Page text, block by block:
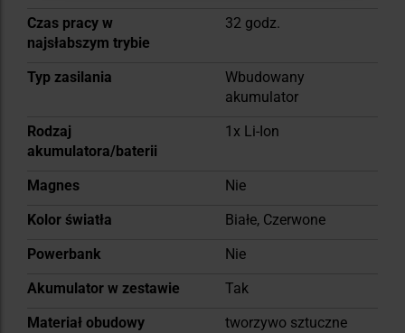
Czas pracy w
najsłabszym trybie
32 godz.
Typ zasilania
Wbudowany
akumulator
Rodzaj
akumulatora/baterii
1x Li-Ion
Magnes
Nie
Kolor światła
Białe, Czerwone
Powerbank
Nie
Akumulator w zestawie
Tak
Materiał obudowy
tworzywo sztuczne